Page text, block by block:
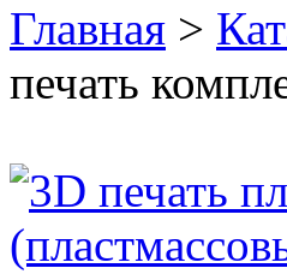
Главная >
печать